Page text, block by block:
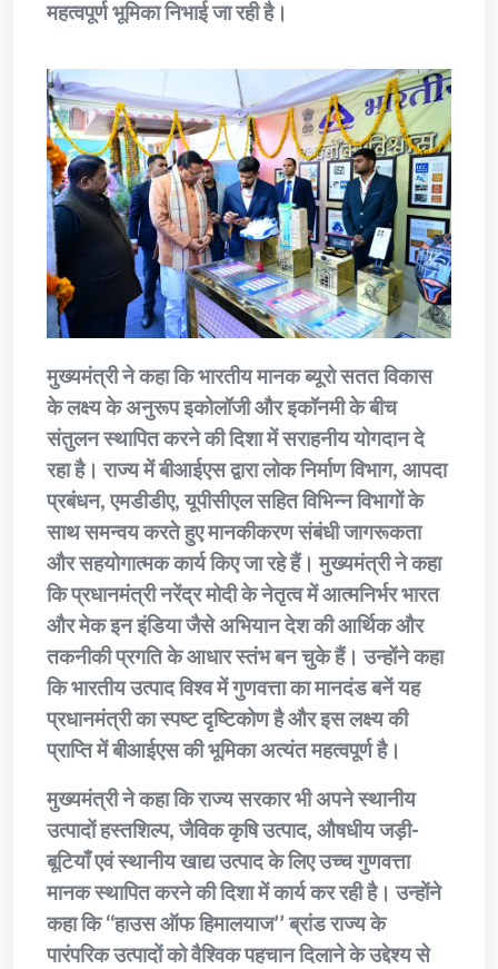
महत्वपूर्ण भूमिका निभाई जा रही है।
मुख्यमंत्री ने कहा कि भारतीय मानक ब्यूरो सतत विकास
के लक्ष्य के अनुरूप इकोलॉजी और इकॉनमी के बीच
संतुलन स्थापित करने की दिशा में सराहनीय योगदान दे
रहा है। राज्य में बीआईएस द्वारा लोक निर्माण विभाग, आपदा
प्रबंधन, एमडीडीए, यूपीसीएल सहित विभिन्न विभागों के
साथ समन्वय करते हुए मानकीकरण संबंधी जागरूकता
और सहयोगात्मक कार्य किए जा रहे हैं। मुख्यमंत्री ने कहा
कि प्रधानमंत्री नरेंद्र मोदी के नेतृत्व में आत्मनिर्भर भारत
और मेक इन इंडिया जैसे अभियान देश की आर्थिक और
तकनीकी प्रगति के आधार स्तंभ बन चुके हैं। उन्होंने कहा
कि भारतीय उत्पाद विश्व में गुणवत्ता का मानदंड बनें यह
प्रधानमंत्री का स्पष्ट दृष्टिकोण है और इस लक्ष्य की
प्राप्ति में बीआईएस की भूमिका अत्यंत महत्वपूर्ण है।
मुख्यमंत्री ने कहा कि राज्य सरकार भी अपने स्थानीय
उत्पादों हस्तशिल्प, जैविक कृषि उत्पाद, औषधीय जड़ी-
बूटियाँ एवं स्थानीय खाद्य उत्पाद के लिए उच्च गुणवत्ता
मानक स्थापित करने की दिशा में कार्य कर रही है। उन्होंने
कहा कि ‘‘हाउस ऑफ हिमालयाज’’ ब्रांड राज्य के
पारंपरिक उत्पादों को वैश्विक पहचान दिलाने के उद्देश्य से